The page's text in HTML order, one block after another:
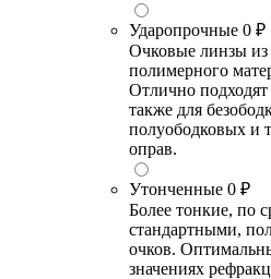
Ударопрочные 0 ₽
Очковые линзы из
полимерного
Отлично подходят
также для
полуободковых и
оправ.
Утонченные 0 ₽
Более тонкие, по
стандартными,
очков.
значениях